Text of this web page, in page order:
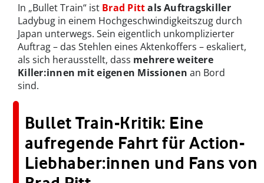
In „Bullet Train“ ist Brad PittalsAuftragskiller
Ladybug in einem Hochgeschwindigkeitszug durch
Japan unterwegs. Sein eigentlich unkomplizierter
Auftrag – das Stehlen eines Aktenkoffers – eskaliert,
als sich herausstellt, dass mehrere weitere
Killer:innen mit eigenen Missionen an Bord
sind.
Bullet Train-Kritik: Eine
aufregende Fahrt für Action-
Liebhaber:innen und Fans von